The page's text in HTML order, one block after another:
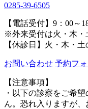
0285-39-6505
【電話受付】9：00～
※外来受付は火・木・
【休診日】火・木・
お問い合わせ 予約フ
【注意事項】
・以下の診察をご希
ん。恐れ入りますが、